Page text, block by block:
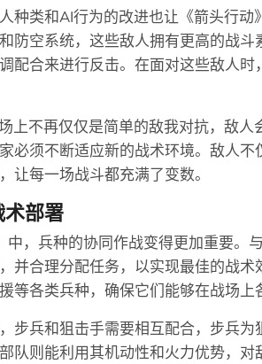
种类和AI行为的改进也让《箭头行
防空系统，这些敌人拥有更高的战
配合来进行反击。在面对这些敌人
上不再仅仅是简单的敌我对抗，敌
必须不断适应新的战术环境。敌人
让每一场战斗都充满了变数。
部署
，兵种的协同作战变得更加重要。
并合理分配任务，以实现最佳的战
等各类兵种，确保它们能够在战场上
步兵和狙击手需要相互配合，步兵
队则能利用其机动性和火力优势，